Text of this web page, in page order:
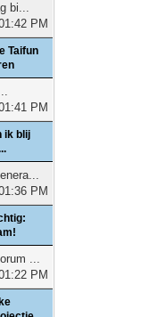
bi...
PM
Taifun
PM
ik blij
PM
...
PM